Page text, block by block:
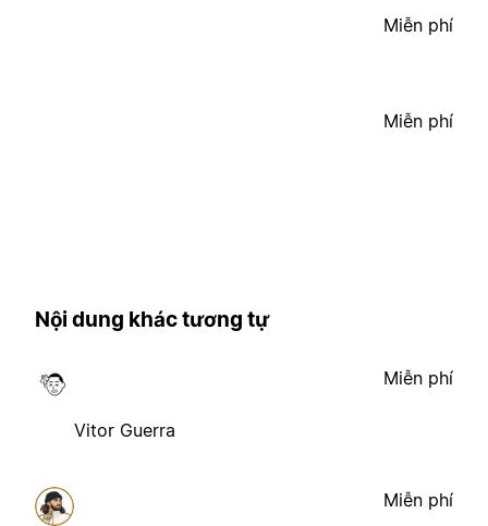
Miễn phí
Miễn phí
Nội dung khác tương tự
Vitor Guerra
Miễn phí
Miễn phí